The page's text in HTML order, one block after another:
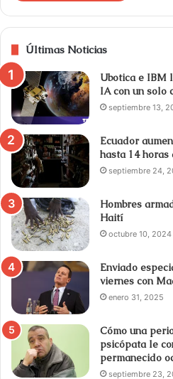
Últimas Noticias
Ubotica e IBM
IA con un solo
septiembre 13,
Ecuador
hasta 14 horas
septiembre 24,
Hombres
Haití
octubre 10, 2024
Enviado
viernes con
enero 31, 2025
Cómo una
psicópata le
permanecido
septiembre 23,